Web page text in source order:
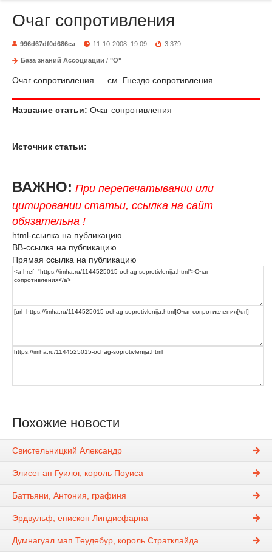
Очаг сопротивления
996d67df0d686ca 11-10-2008, 19:09 3 379
База знаний Ассоциации / "О"
Очаг сопротивления — см. Гнездо сопротивления.
Название статьи: Очаг сопротивления
Источник статьи:
ВАЖНО: При перепечатывании или
цитировании статьи, ссылка на сайт
обязательна !
html-ссылка на публикацию
BB-ссылка на публикацию
Прямая ссылка на публикацию
Похожие новости
Свистельницкий Александр
Элисег ап Гуилог, король Поуиса
Баттьяни, Антония, графиня
Эрдвульф, епископ Линдисфарна
Думнагуал мап Теудебур, король Стратклайда